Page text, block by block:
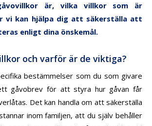
är, vilka villkor som är
vi kan hjälpa dig att säkerställa att
enligt dina önskemål.
och varför är de viktiga?
bestämmelser som du som givare
gåvobrev för att styra hur gåvan får
Det kan handla om att säkerställa
inom familjen, att du själv behåller